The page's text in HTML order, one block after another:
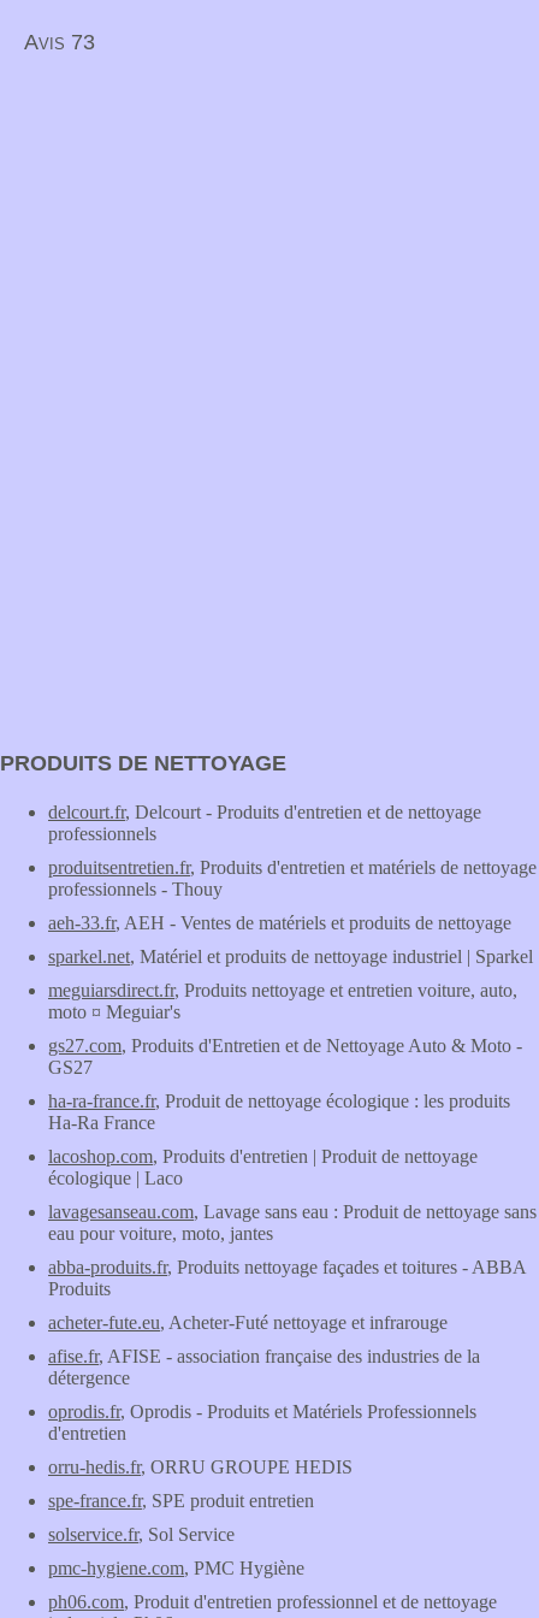
Avis 73
PRODUITS DE NETTOYAGE
delcourt.fr, Delcourt - Produits d'entretien et de nettoyage
professionnels
produitsentretien.fr, Produits d'entretien et matériels de nettoyage
professionnels - Thouy
aeh-33.fr, AEH - Ventes de matériels et produits de nettoyage
sparkel.net, Matériel et produits de nettoyage industriel | Sparkel
meguiarsdirect.fr, Produits nettoyage et entretien voiture, auto,
moto ¤ Meguiar's
gs27.com, Produits d'Entretien et de Nettoyage Auto & Moto -
GS27
ha-ra-france.fr, Produit de nettoyage écologique : les produits
Ha-Ra France
lacoshop.com, Produits d'entretien | Produit de nettoyage
écologique | Laco
lavagesanseau.com, Lavage sans eau : Produit de nettoyage sans
eau pour voiture, moto, jantes
abba-produits.fr, Produits nettoyage façades et toitures - ABBA
Produits
acheter-fute.eu, Acheter-Futé nettoyage et infrarouge
afise.fr, AFISE - association française des industries de la
détergence
oprodis.fr, Oprodis - Produits et Matériels Professionnels
d'entretien
orru-hedis.fr, ORRU GROUPE HEDIS
spe-france.fr, SPE produit entretien
solservice.fr, Sol Service
pmc-hygiene.com, PMC Hygiène
ph06.com, Produit d'entretien professionnel et de nettoyage